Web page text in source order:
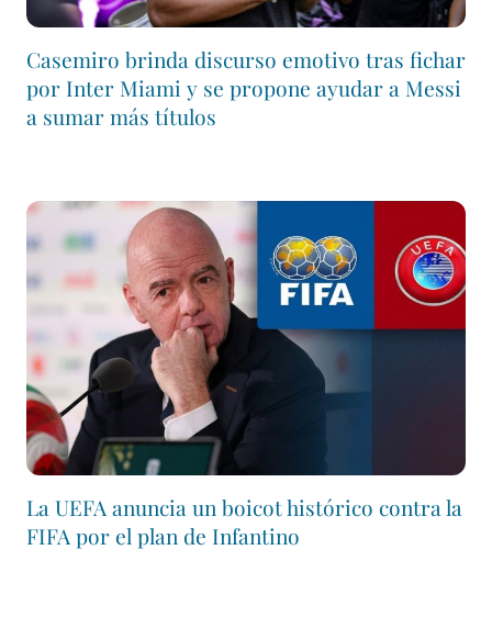
Casemiro brinda discurso emotivo tras fichar
por Inter Miami y se propone ayudar a Messi
a sumar más títulos
La UEFA anuncia un boicot histórico contra la
FIFA por el plan de Infantino